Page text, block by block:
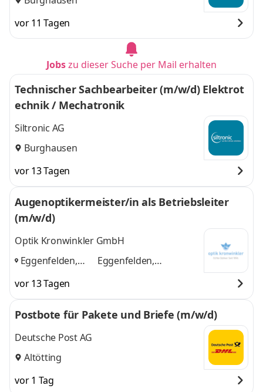
vor 11 Tagen
Jobszu dieser Suche per Mail erhalten
Technischer Sachbearbeiter (m/w/d) Elektrot
echnik / Mechatronik
Siltronic AG
Burghausen
vor 13 Tagen
Augenoptikermeister/in als Betriebsleiter
(m/w/d)
Optik Kronwinkler GmbH
Eggenfelden,
Landshut,
Eggenfelden,
vor 13 Tagen
Postbote für Pakete und Briefe (m/w/d)
Deutsche Post AG
Altötting
vor 1 Tag